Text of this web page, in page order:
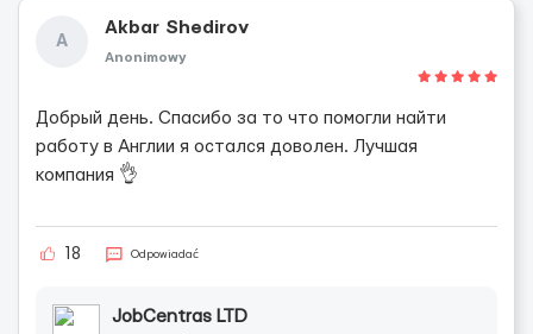
A
Akbar Shedirov
Anonimowy
Добрый день. Спасибо за то что помогли найти
работу в Англии я остался доволен. Лучшая
компания 👌
18 Odpowiadać
JobCentras LTD